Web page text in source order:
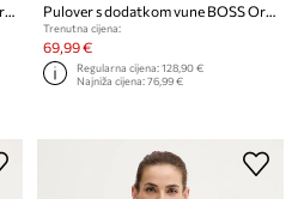
Pulover s dodatkom vune BOSS Orange C_Fenni Pulover s dodatkom vune BOSS Orange C_Fenni
Trenutna cijena:
69,99 €
Regularna cijena:128,90 €
Najniža cijena:76,99 €